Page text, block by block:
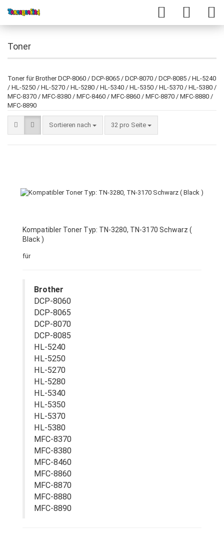
Toner
Toner für Brother DCP-8060 / DCP-8065 / DCP-8070 / DCP-8085 / HL-5240
/ HL-5250 / HL-5270 / HL-5280 / HL-5340 / HL-5350 / HL-5370 / HL-5380 /
MFC-8370 / MFC-8380 / MFC-8460 / MFC-8860 / MFC-8870 / MFC-8880 /
MFC-8890
Sortieren nach 32 pro Seite
Kompatibler Toner Typ: TN-3280, TN-3170 Schwarz (
Black )
für
Brother
DCP-8060
DCP-8065
DCP-8070
DCP-8085
HL-5240
HL-5250
HL-5270
HL-5280
HL-5340
HL-5350
HL-5370
HL-5380
MFC-8370
MFC-8380
MFC-8460
MFC-8860
MFC-8870
MFC-8880
MFC-8890